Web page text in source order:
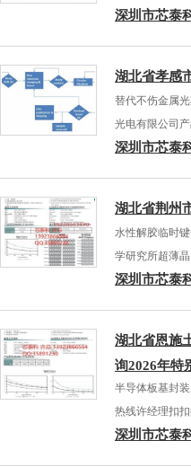
深圳市芯泰
湖北省孝感
替代不伤金属
光电有限公司
深圳市芯泰
湖北省荆州
水性解胶临时
学研究所超薄
深圳市芯泰
湖北省恩施
询2026年特
半导体板基封
热线许经理扣
深圳市芯泰